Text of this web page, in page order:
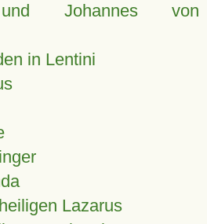
und Johannes von
in Lentini
Lazarus